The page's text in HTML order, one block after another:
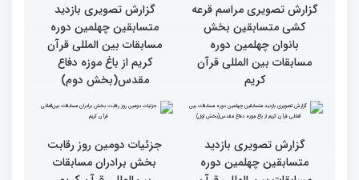
گزارش تصویری دومین روز
رقابت بخش برادران
چهلمین دوره مسابقات
بین‌المللی قرآن کریم(بخش
دوم)
گزارش تصویری دومین روز
رقابت بخش برادران
چهلمین دوره مسابقات
بین‌المللی قرآن کریم(بخش
اول)